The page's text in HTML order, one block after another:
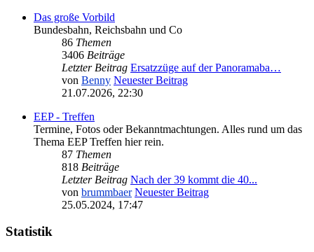
Das große Vorbild
Bundesbahn, Reichsbahn und Co
86 Themen
3406 Beiträge
Letzter Beitrag Ersatzzüge auf der Panoramaba…
von Benny Neuester Beitrag
21.07.2026, 22:30
EEP - Treffen
Termine, Fotos oder Bekanntmachtungen. Alles rund um das
Thema EEP Treffen hier rein.
87 Themen
818 Beiträge
Letzter Beitrag Nach der 39 kommt die 40...
von brummbaer Neuester Beitrag
25.05.2024, 17:47
Statistik